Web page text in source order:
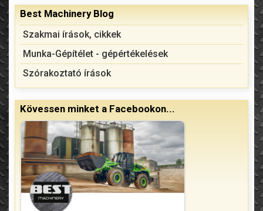
Best Machinery Blog
Szakmai írások, cikkek
Munka-Gépítélet - gépértékelések
Szórakoztató írások
Kövessen minket a Facebookon...